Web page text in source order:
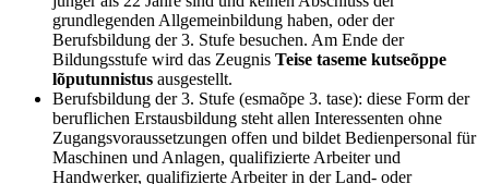
grundlegenden Allgemeinbildung haben, oder der
Berufsbildung der 3. Stufe besuchen. Am Ende der
Bildungsstufe wird das Zeugnis Teise taseme kutseõppe
lõputunnistus ausgestellt.
Berufsbildung der 3. Stufe (esmaõpe 3. tase): diese Form der
beruflichen Erstausbildung steht allen Interessenten ohne
Zugangsvoraussetzungen offen und bildet Bedienpersonal für
Maschinen und Anlagen, qualifizierte Arbeiter und
Handwerker, qualifizierte Arbeiter in der Land- oder